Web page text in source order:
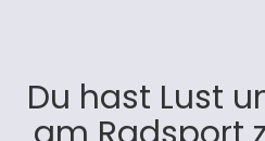
Du hast Lust